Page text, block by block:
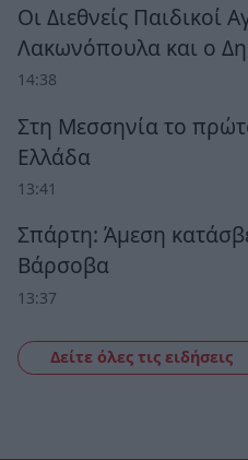
Οι Διεθνείς Παιδικοί
Λακωνόπουλα και ο
14:38
Στη Μεσσηνία το
Ελλάδα
13:41
Σπάρτη: Άμεση
Βάρσοβα
13:37
Δείτε όλες τις ειδήσεις